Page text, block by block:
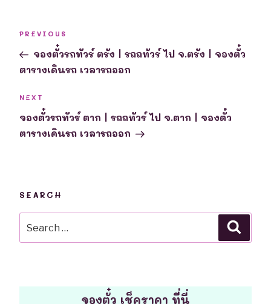
navigation
Previous
Post
PREVIOUS
จองตั๋วรถทัวร์ ตรัง | รถถทัวร์ ไป จ.ตรัง | จองตั๋ว
ตารางเดินรถ เวลารถออก
Next
Post
NEXT
จองตั๋วรถทัวร์ ตาก | รถถทัวร์ ไป จ.ตาก | จองตั๋ว
ตารางเดินรถ เวลารถออก
SEARCH
for:
จองตั๋ว เช็คราคา ที่นี่